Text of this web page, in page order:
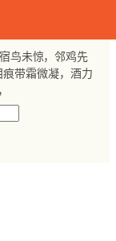
鸟未惊，邻鸡先
带霜微凝，酒力